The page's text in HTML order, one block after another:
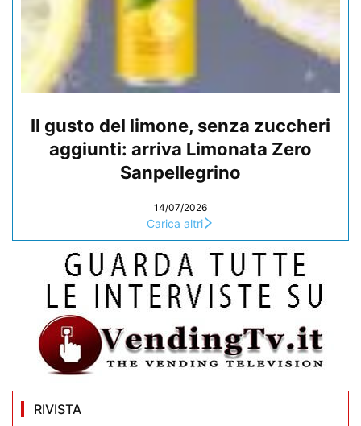
Il gusto del limone, senza zuccheri
aggiunti: arriva Limonata Zero
Sanpellegrino
14/07/2026
Carica altri
RIVISTA